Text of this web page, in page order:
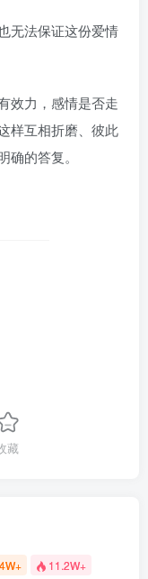
法保证这份爱情
力，感情是否走
样互相折磨、彼此
的答复。
藏
11.2W+